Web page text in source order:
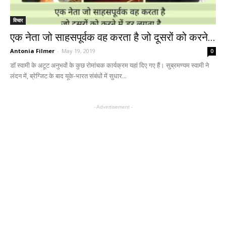
विचार
एक नेता जो साहसपूर्वक वह करता है जो दूसरों को करने...
Antonia Filmer - May 19, 2019 0
डॉ स्वामी के अटूट अनुभवों के कुछ रोमांचक कार्यक्रम यहां दिए गए हैं। सुब्रमण्यम स्वामी ने
लंदन में, ब्रेग्जिट के बाद यूके-भारत संबंधों में सुधार...
- Advertisement -